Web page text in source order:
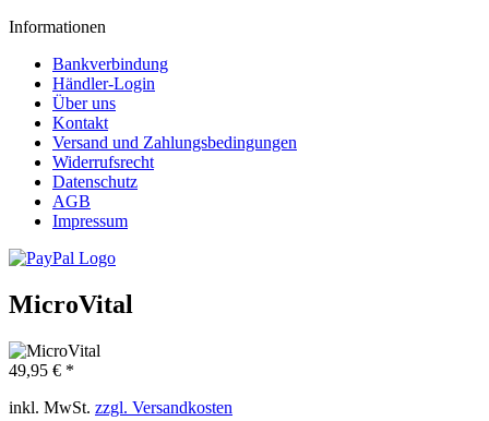
Informationen
Bankverbindung
Händler-Login
Über uns
Kontakt
Versand und Zahlungsbedingungen
Widerrufsrecht
Datenschutz
AGB
Impressum
MicroVital
49,95 € *
inkl. MwSt. zzgl. Versandkosten